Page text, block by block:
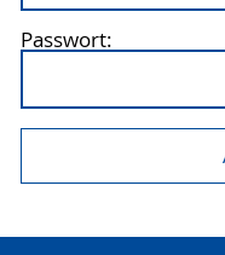
Passwort: